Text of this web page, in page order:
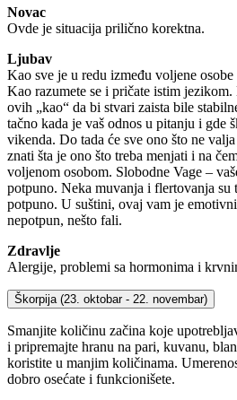
Novac
Ovde je situacija prilično korektna.
Ljubav
Kao sve je u redu između voljene
Kao razumete se i pričate istim
ovih „kao“ da bi stvari zaista bile
tačno kada je vaš odnos u pitanju i gde
vikenda. Do tada će sve ono što ne
znati šta je ono što treba menjati i na
voljenom osobom. Slobodne Vage –
potpuno. Neka muvanja i flertovanja
potpuno. U suštini, ovaj vam je
nepotpun, nešto fali.
Zdravlje
Alergije, problemi sa hormonima i
Škorpija (23. oktobar - 22. novembar)
Smanjite količinu začina koje
i pripremajte hranu na pari, kuvanu,
koristite u manjim količinama.
dobro osećate i funkcionišete.